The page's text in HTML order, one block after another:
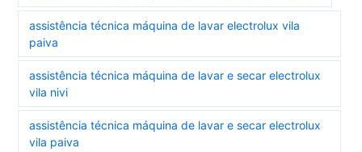
assistência técnica máquina de lavar electrolux vila
paiva
assistência técnica máquina de lavar e secar electrolux
vila nivi
assistência técnica máquina de lavar e secar electrolux
vila paiva